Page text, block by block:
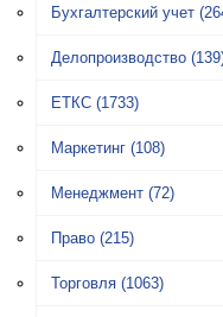
Бухгалтерский учет
Делопроизводство
ЕТКС (1733)
Маркетинг (108)
Менеджмент (72)
Право (215)
Торговля (1063)